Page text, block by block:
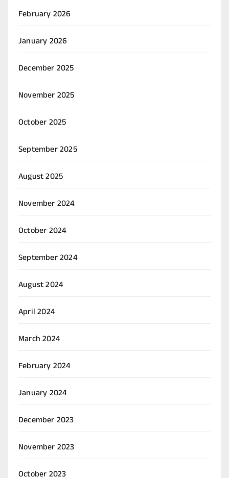
February 2026
January 2026
December 2025
November 2025
October 2025
September 2025
August 2025
November 2024
October 2024
September 2024
August 2024
April 2024
March 2024
February 2024
January 2024
December 2023
November 2023
October 2023